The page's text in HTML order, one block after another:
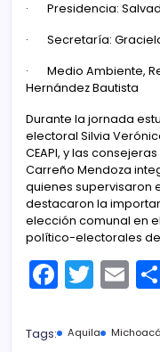
· Presidencia:
· Secretaría:
· Medio Ambiente,
Hernández Bautista
Durante la jornada
electoral Silvia
CEAPI, y las
Carreño Mendoza
quienes supervisaron
destacaron la
elección comunal en
político-electorales
F
a
c
T
w
itt
E
m
ai
Tags: Aquila